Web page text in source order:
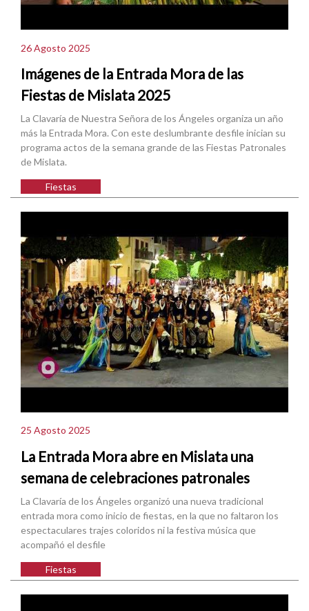
26 Agosto 2025
Imágenes de la Entrada Mora de las
Fiestas de Mislata 2025
La Clavaría de Nuestra Señora de los Ángeles organiza un año
más la Entrada Mora. Con este deslumbrante desfile inician su
programa actos de la semana grande de las Fiestas Patronales
de Mislata.
Fiestas
25 Agosto 2025
La Entrada Mora abre en Mislata una
semana de celebraciones patronales
La Clavaría de los Ángeles organizó una nueva tradicional
entrada mora como inicio de fiestas, en la que no faltaron los
espectaculares trajes coloridos ni la festiva música que
acompañó el desfile
Fiestas